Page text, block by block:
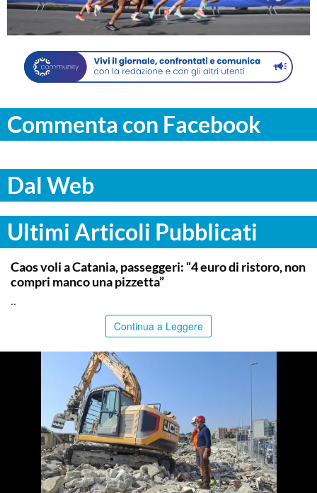
Commenta con Facebook
Dal Web
Ultimi Articoli Pubblicati
CATANIA
Caos voli a Catania, passeggeri: “4 euro di ristoro, non
compri manco una pizzetta”
..
Continua a Leggere